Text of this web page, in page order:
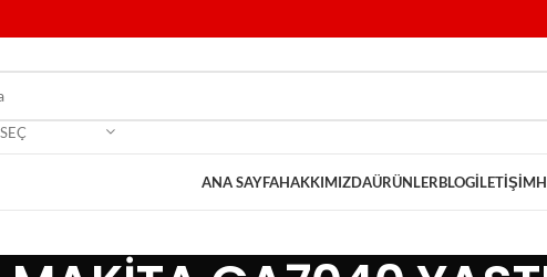
ANA SAYFAHAKKIMIZDAÜRÜNLERBLOGİLETIŞIM